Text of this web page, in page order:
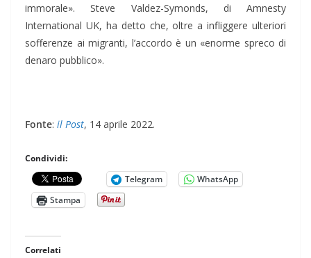
immorale». Steve Valdez-Symonds, di Amnesty
International UK, ha detto che, oltre a infliggere ulteriori
sofferenze ai migranti, l’accordo è un «enorme spreco di
denaro pubblico».
Fonte: il Post, 14 aprile 2022.
Condividi:
Telegram
WhatsApp
Stampa
Correlati